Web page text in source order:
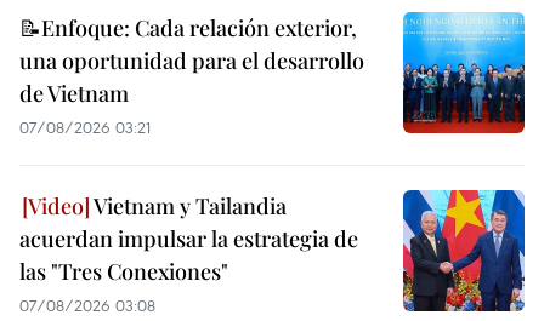
📝Enfoque: Cada relación exterior,
una oportunidad para el desarrollo
de Vietnam
07/08/2026 03:21
Vietnam y Tailandia
acuerdan impulsar la estrategia de
las "Tres Conexiones"
07/08/2026 03:08